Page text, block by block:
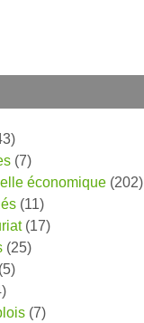
(7)
économique (202)
(11)
(17)
(25)
(5)
(7)